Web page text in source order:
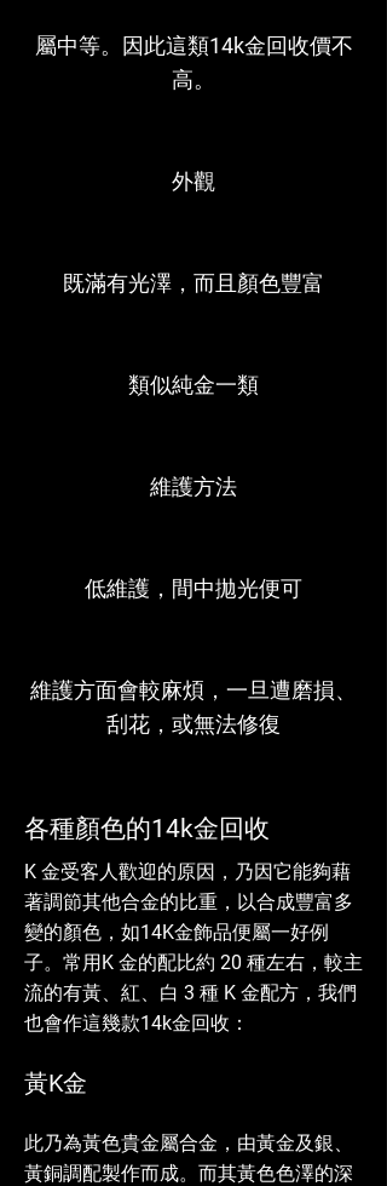
屬中等。因此這類14k金回收價不
高。
外觀
既滿有光澤，而且顏色豐富
類似純金一類
維護方法
低維護，間中拋光便可
維護方面會較麻煩，一旦遭磨損、
刮花，或無法修復
各種顏色的14k金回收
K 金受客人歡迎的原因，乃因它能夠藉
著調節其他合金的比重，以合成豐富多
變的顏色，如14K金飾品便屬一好例
子。常用K 金的配比約 20 種左右，較主
流的有黃、紅、白 3 種 K 金配方，我們
也會作這幾款14k金回收：
黃K金
此乃為黃色貴金屬合金，由黃金及銀、
黃銅調配製作而成。而其黃色色澤的深